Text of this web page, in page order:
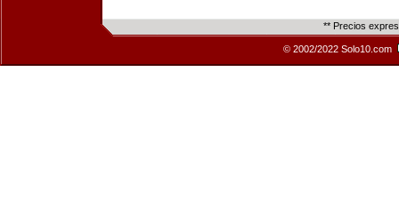
** Precios
© 2002/2022 Solo10.com